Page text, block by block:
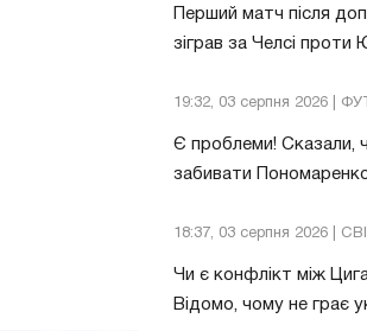
Перший матч після
зіграв за Челсі
19:32, 03 серпня 2026 |
Є проблеми! Сказали,
забивати
18:37, 03 серпня 2026 |
Чи є конфлікт між
Відомо, чому не грає